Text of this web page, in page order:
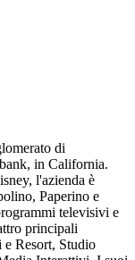
di
in California.
l'azienda è
Paperino e
televisivi e
principali
e Resort, Studio